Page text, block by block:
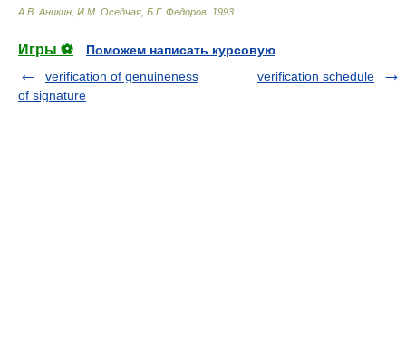
А.В. Аникин, И.М. Оседчая, Б.Г. Федоров 1993
Игры ⚽
Поможем написать курсовую
verification of genuineness
of signature
verification schedule